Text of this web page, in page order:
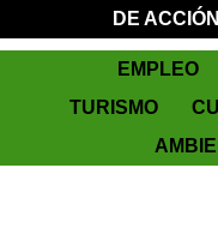
DE
EMPLEO
TURISMO